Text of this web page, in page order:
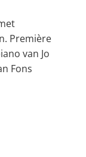
Première
van Jo
Fons